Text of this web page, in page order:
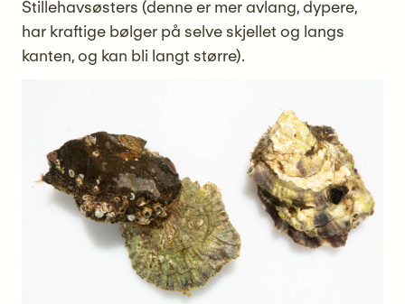
Stillehavsøsters (denne er mer avlang, dypere,
har kraftige bølger på selve skjellet og langs
kanten, og kan bli langt større).